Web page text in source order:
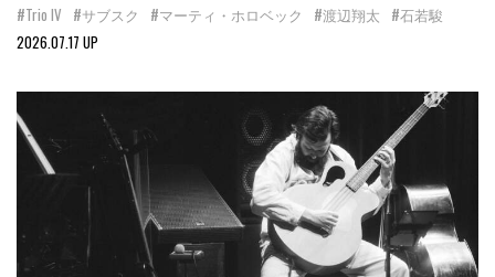
#Trio IV #サブスク #マーティ・ホロベック #渡辺翔太 #石若駿
2026.07.17 UP